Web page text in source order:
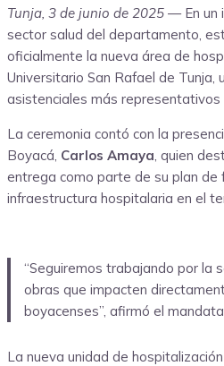
Tunja, 3 de junio de 2025 — En un
sector salud del departamento,
oficialmente la nueva área de
Universitario San Rafael de Tunja,
asistenciales más representativos
La ceremonia contó con la
Boyacá, Carlos Amaya, quien
entrega como parte de su plan de
infraestructura hospitalaria en el
“Seguiremos trabajando por la
obras que impacten
boyacenses”, afirmó el
La nueva unidad de hospitalización